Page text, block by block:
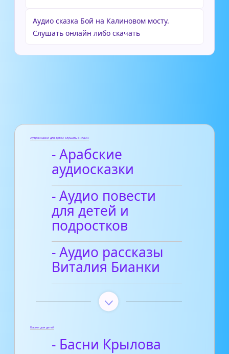
Аудио сказка Бой на Калиновом мосту.
Слушать онлайн либо скачать
Аудиосказки для детей слушать онлайн
- Арабские
аудиосказки
- Аудио повести
для детей и
подростков
- Аудио рассказы
Виталия Бианки
Басни для детей
- Басни Крылова